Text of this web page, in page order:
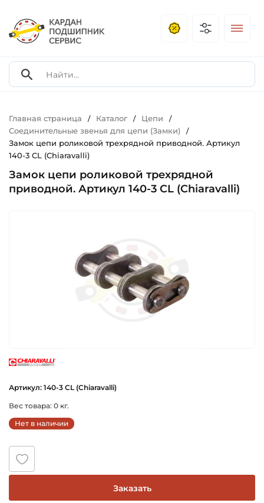
Главная страница / Каталог / Цепи /
Соединительные звенья для цепи (Замки) /
Замок цепи роликовой трехрядной приводной. Артикул
140-3 CL (Chiaravalli)
Замок цепи роликовой трехрядной
приводной. Артикул 140-3 CL (Chiaravalli)
Артикул: 140-3 CL (Chiaravalli)
Вес товара: 0 кг.
Нет в наличии
Заказать